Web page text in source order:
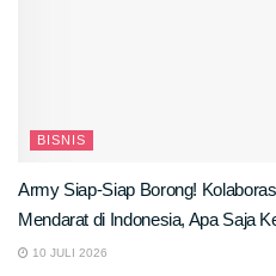
BISNIS
Army Siap-Siap Borong!
Mendarat di Indonesia, Apa Saja
10 JULI 2026